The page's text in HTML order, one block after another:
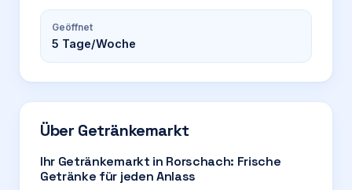
Geöffnet
5 Tage/Woche
Über Getränkemarkt
Ihr Getränkemarkt in Rorschach: Frische
Getränke für jeden Anlass